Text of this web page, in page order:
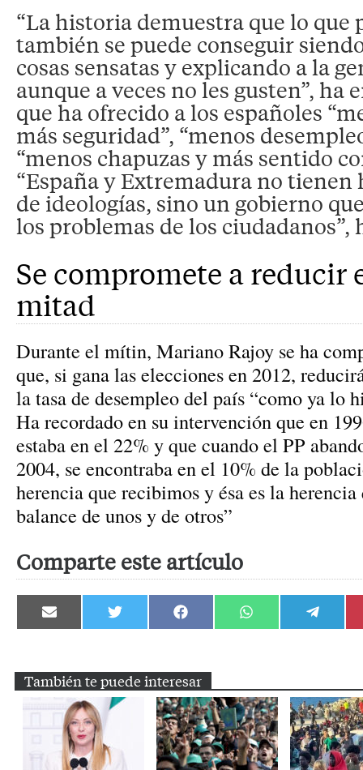
“La historia demuestra que lo
también se puede conseguir
cosas sensatas y explicando a la
aunque a veces no les gusten”, ha
que ha ofrecido a los españoles
más seguridad”, “menos
“menos chapuzas y más sentido
“España y Extremadura no
de ideologías, sino un gobierno
los problemas de los ciudadanos”,
Se compromete a reducir
mitad
Durante el mítin, Mariano Rajoy se ha
que, si gana las elecciones en 2012,
la tasa de desempleo del país “como ya lo
Ha recordado en su intervención que en
estaba en el 22% y que cuando el PP
2004, se encontraba en el 10% de la
herencia que recibimos y ésa es la
balance de unos y de otros”
Comparte este artículo
Compartir
en
Compartir
en
Compartir
en
Compartir
en
Compartir
en
También te puede interesar